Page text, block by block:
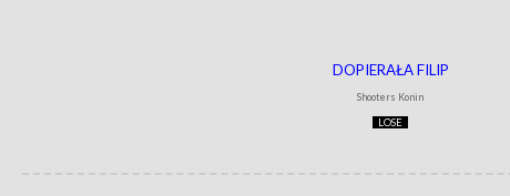
DOPIERAŁA FILIP
Shooters Konin
LOSE